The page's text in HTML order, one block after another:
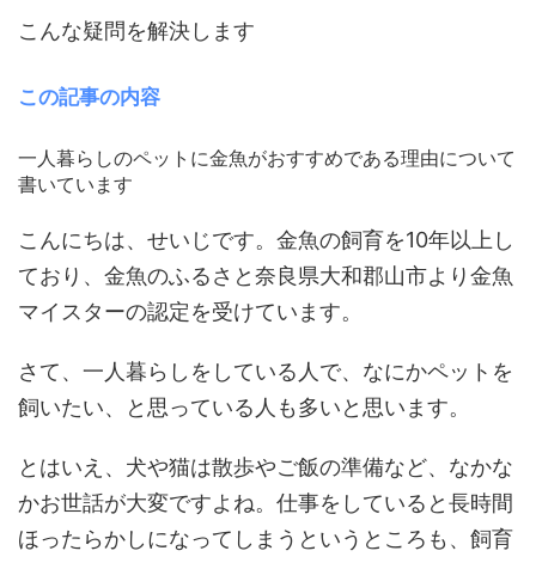
こんな疑問を解決します
この記事の内容
一人暮らしのペットに金魚がおすすめである理由について
書いています
こんにちは、せいじです。金魚の飼育を10年以上し
ており、金魚のふるさと奈良県大和郡山市より金魚
マイスターの認定を受けています。
さて、一人暮らしをしている人で、なにかペットを
飼いたい、と思っている人も多いと思います。
とはいえ、犬や猫は散歩やご飯の準備など、なかな
かお世話が大変ですよね。仕事をしていると長時間
ほったらかしになってしまうというところも、飼育